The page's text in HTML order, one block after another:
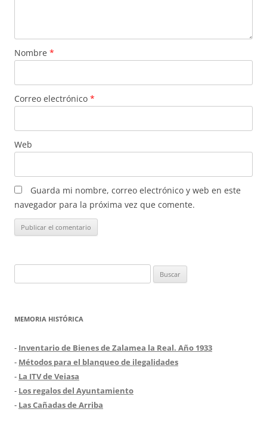
Nombre *
Correo electrónico *
Web
Guarda mi nombre, correo electrónico y web en este
navegador para la próxima vez que comente.
MEMORIA HISTÓRICA
- Inventario de Bienes de Zalamea la Real. Año 1933
- Métodos para el blanqueo de ilegalidades
- La ITV de Veiasa
- Los regalos del Ayuntamiento
- Las Cañadas de Arriba